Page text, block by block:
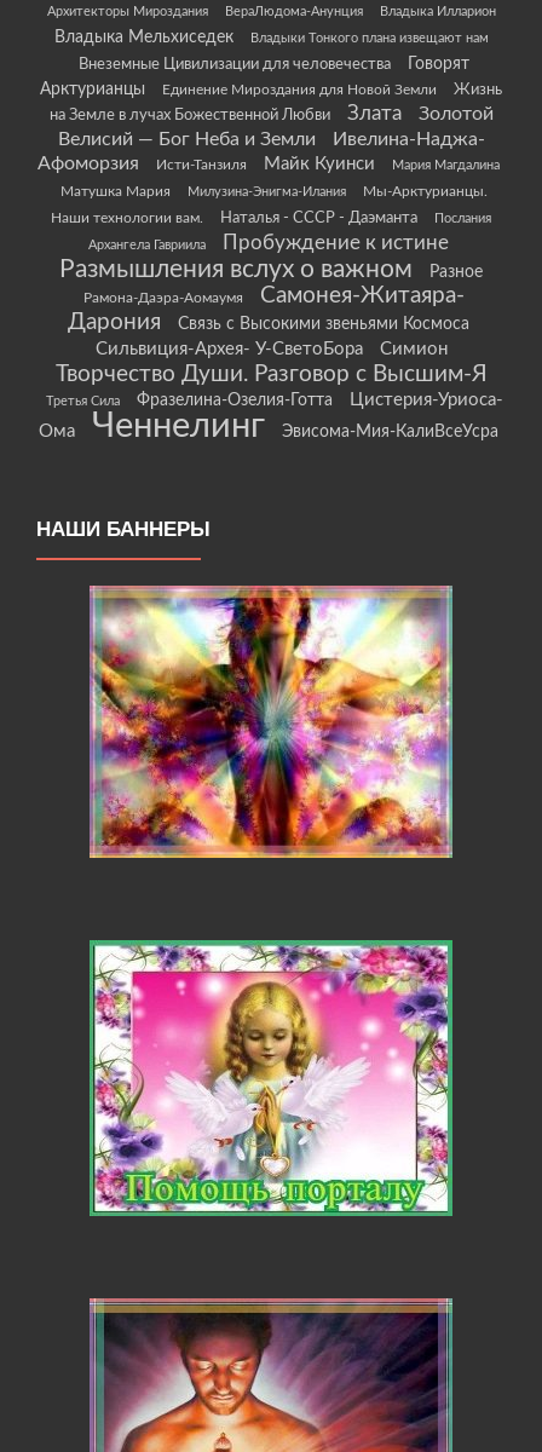
Архитекторы Мироздания ВераЛюдома-Анунция Владыка Илларион
Владыка Мельхиседек Владыки Тонкого плана извещают нам
Внеземные Цивилизации для человечества
Говорят
Арктурианцы
Единение Мироздания для Новой Земли
Жизнь
на Земле в лучах Божественной Любви
Злата
Золотой
Велисий — Бог Неба и Земли
Ивелина-Наджа-
Афоморзия
Исти-Танзиля Майк Куинси Мария Магдалина
Матушка Мария Милузина-Энигма-Илания
Мы-Арктурианцы.
Наши технологии вам.
Наталья - СССР - Даэманта
Послания
Архангела Гавриила
Пробуждение к истине
Размышления вслух о важном Разное
Рамона-Даэра-Аомаумя
Самонея-Житаяра-
Дарония
Связь с Высокими звеньями Космоса
Сильвиция-Архея- У-СветоБора Симион
Творчество Души. Разговор с Высшим-Я
Третья Сила Фразелина-Озелия-Готта
Цистерия-Уриоса-
Ома
Ченнелинг Эвисома-Мия-КалиВсеУсра
НАШИ БАННЕРЫ